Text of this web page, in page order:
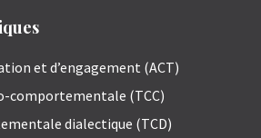
et d’engagement (ACT)
comportementale (TCC)
dialectique (TCD)